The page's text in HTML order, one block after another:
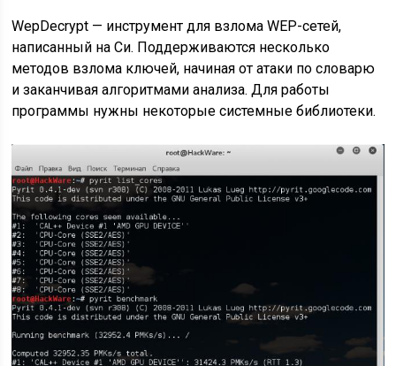
WepDecrypt — инструмент для взлома WEP-сетей,
написанный на Си. Поддерживаются несколько
методов взлома ключей, начиная от атаки по словарю
и заканчивая алгоритмами анализа. Для работы
программы нужны некоторые системные библиотеки.